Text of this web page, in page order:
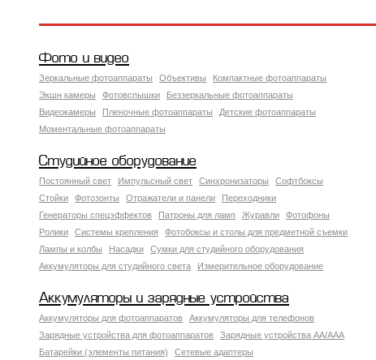
Фото и видео
Зеркальные фотоаппараты Объективы
Компактные фотоаппараты
Экшн камеры
Фотовспышки
Беззеркальные фотоаппараты
Видеокамеры
Пленочные фотоаппараты
Детские фотоаппараты
Моментальные фотоаппараты
Студийное оборудование
Постоянный свет Импульсный свет Синхронизаторы
Софтбоксы
Стойки
Фотозонты Отражатели и панели
Переходники
Генераторы спецэффектов
Патроны для ламп Журавли
Фотофоны
Ролики
Системы крепления
Фотобоксы и столы для предметной съемки
Лампы и колбы
Насадки
Сумки для студийного оборудования
Аккумуляторы для студийного света
Измерительное оборудование
Аккумуляторы и зарядные устройства
Аккумуляторы для фотоаппаратов
Аккумуляторы для телефонов
Зарядные устройства для фотоаппаратов
Зарядные устройства AA/AAA
Батарейки (элементы питания)
Сетевые адаптеры